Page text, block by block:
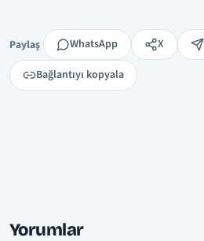
Paylaş
Paylaş WhatsApp X
Bağlantıyı kopyala
Yorumlar